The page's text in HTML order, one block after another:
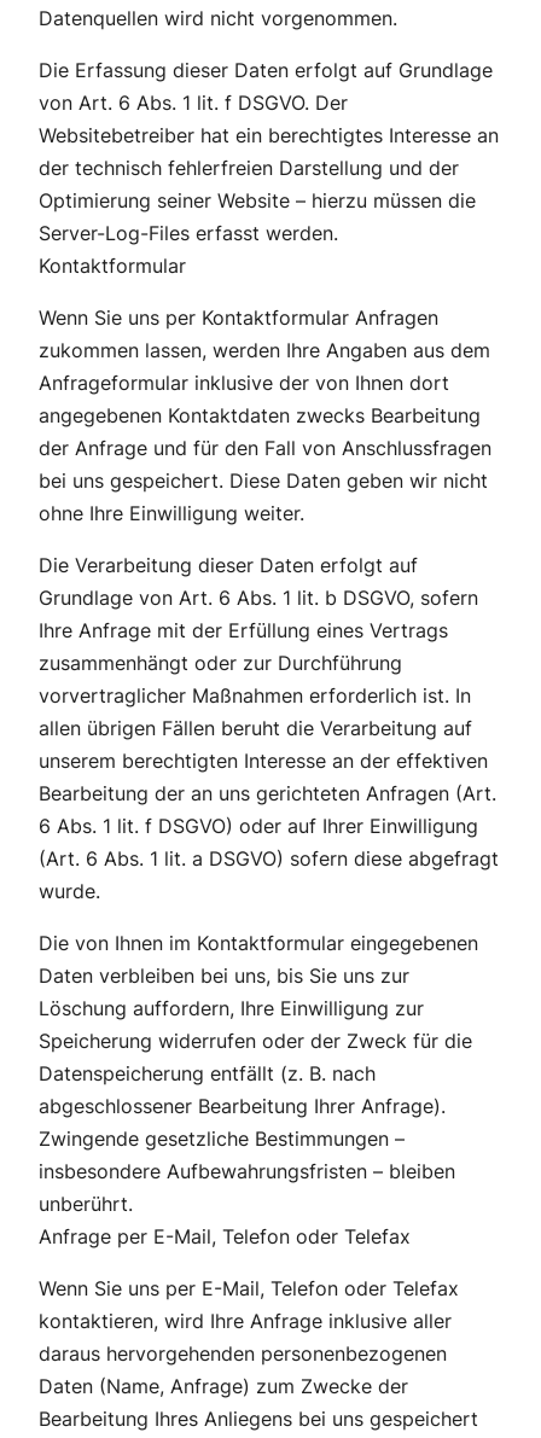
Datenquellen wird nicht vorgenommen.
Die Erfassung dieser Daten erfolgt auf Grundlage
von Art. 6 Abs. 1 lit. f DSGVO. Der
Websitebetreiber hat ein berechtigtes Interesse an
der technisch fehlerfreien Darstellung und der
Optimierung seiner Website – hierzu müssen die
Server-Log-Files erfasst werden.
Kontaktformular
Wenn Sie uns per Kontaktformular Anfragen
zukommen lassen, werden Ihre Angaben aus dem
Anfrageformular inklusive der von Ihnen dort
angegebenen Kontaktdaten zwecks Bearbeitung
der Anfrage und für den Fall von Anschlussfragen
bei uns gespeichert. Diese Daten geben wir nicht
ohne Ihre Einwilligung weiter.
Die Verarbeitung dieser Daten erfolgt auf
Grundlage von Art. 6 Abs. 1 lit. b DSGVO, sofern
Ihre Anfrage mit der Erfüllung eines Vertrags
zusammenhängt oder zur Durchführung
vorvertraglicher Maßnahmen erforderlich ist. In
allen übrigen Fällen beruht die Verarbeitung auf
unserem berechtigten Interesse an der effektiven
Bearbeitung der an uns gerichteten Anfragen (Art.
6 Abs. 1 lit. f DSGVO) oder auf Ihrer Einwilligung
(Art. 6 Abs. 1 lit. a DSGVO) sofern diese abgefragt
wurde.
Die von Ihnen im Kontaktformular eingegebenen
Daten verbleiben bei uns, bis Sie uns zur
Löschung auffordern, Ihre Einwilligung zur
Speicherung widerrufen oder der Zweck für die
Datenspeicherung entfällt (z. B. nach
abgeschlossener Bearbeitung Ihrer Anfrage).
Zwingende gesetzliche Bestimmungen –
insbesondere Aufbewahrungsfristen – bleiben
unberührt.
Anfrage per E-Mail, Telefon oder Telefax
Wenn Sie uns per E-Mail, Telefon oder Telefax
kontaktieren, wird Ihre Anfrage inklusive aller
daraus hervorgehenden personenbezogenen
Daten (Name, Anfrage) zum Zwecke der
Bearbeitung Ihres Anliegens bei uns gespeichert